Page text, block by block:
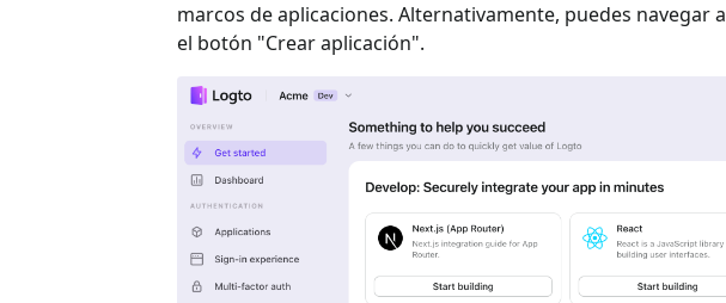
marcos de aplicaciones. Alternativamente, puedes navegar a
el botón "Crear aplicación".